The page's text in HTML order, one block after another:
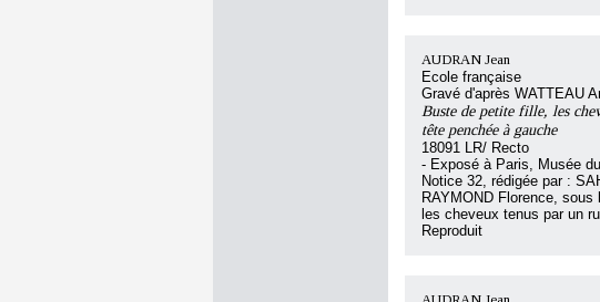
AUDRAN Jean
Ecole française
Gravé d'après WATTEAU
Buste de petite fille, les
tête penchée à gauche
18091 LR/ Recto
- Exposé à Paris, Musée
Notice 32, rédigée par :
RAYMOND Florence,
les cheveux tenus par un
Reproduit